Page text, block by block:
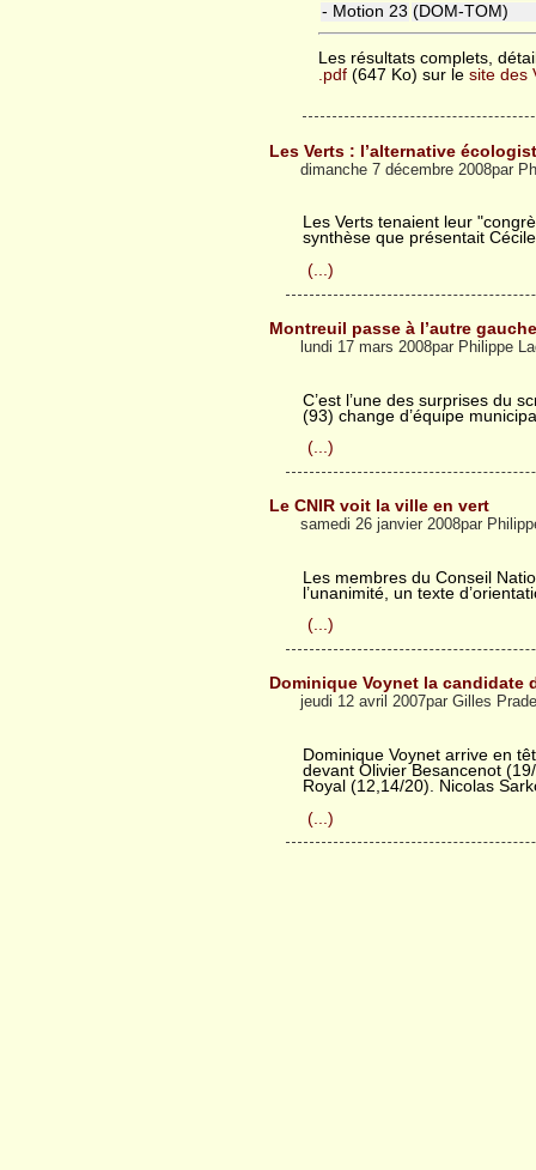
- Motion 23 (DOM-TOM)
Les résultats complets,
.pdf (647 Ko) sur lesite des
Les Verts : l’alternative
dimanche 7 décembre 2008par
Les Verts tenaient leur
synthèse que présentait
(...)
Montreuil passe à l’autre
lundi 17 mars 2008par Philippe
C’est l’une des surprises du
(93) change d’équipe
(...)
Le CNIR voit la ville en vert
samedi 26 janvier 2008par
Les membres du Conseil
l’unanimité, un texte
(...)
Dominique Voynet la candidate
jeudi 12 avril 2007par Gilles
Dominique Voynet arrive en
devant Olivier Besancenot
Royal (12,14/20). Nicolas
(...)